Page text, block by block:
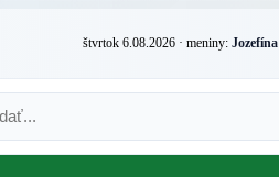
štvrtok 6.08.2026 · meniny: Jozefína